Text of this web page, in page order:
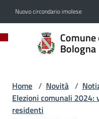
Nuovo circondario imolese
Bologna
Comune
di
Guelfo
di
Home / Novità /
Elezioni comunali
residenti